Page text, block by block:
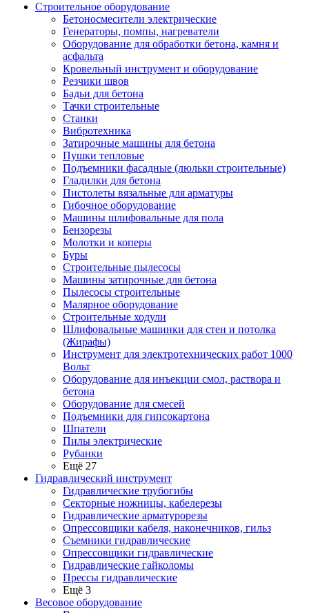
Строительное оборудование
Бетоносмесители электрические
Генераторы, помпы, нагреватели
Оборудование для обработки бетона, камня и
асфальта
Кровельный инструмент и оборудование
Резчики швов
Бадьи для бетона
Тачки строительные
Станки
Вибротехника
Затирочные машины для бетона
Пушки тепловые
Подъемники фасадные (люльки строительные)
Гладилки для бетона
Пистолеты вязальные для арматуры
Гибочное оборудование
Машины шлифовальные для пола
Бензорезы
Молотки и коперы
Буры
Строительные пылесосы
Машины затирочные для бетона
Пылесосы строительные
Малярное оборудование
Строительные ходули
Шлифовальные машинки для стен и потолка
(Жирафы)
Инструмент для электротехнических работ 1000
Вольт
Оборудование для инъекции смол, раствора и
бетона
Оборудование для смесей
Подъемники для гипсокартона
Шпатели
Пилы электрические
Рубанки
Ещё 27
Гидравлический инструмент
Гидравлические трубогибы
Секторные ножницы, кабелерезы
Гидравлические арматурорезы
Опрессовщики кабеля, наконечников, гильз
Съемники гидравлические
Опрессовщики гидравлические
Гидравлические гайколомы
Прессы гидравлические
Ещё 3
Весовое оборудование